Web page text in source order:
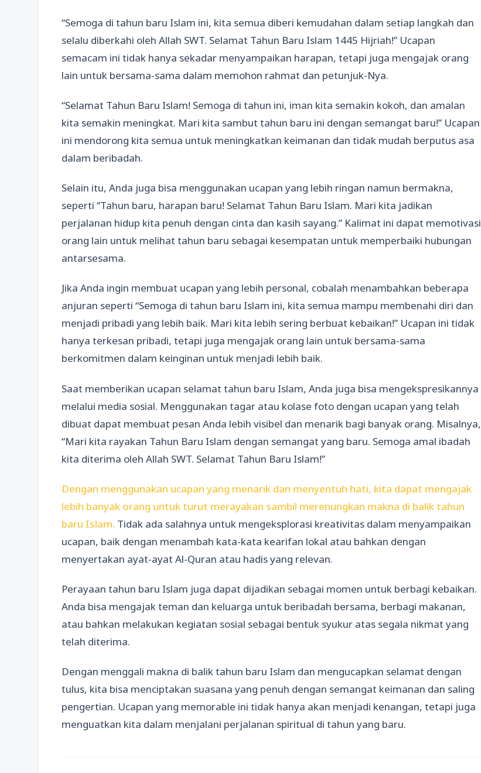
“Semoga di tahun baru Islam ini, kita semua diberi kemudahan dalam setiap langkah dan
selalu diberkahi oleh Allah SWT. Selamat Tahun Baru Islam 1445 Hijriah!” Ucapan
semacam ini tidak hanya sekadar menyampaikan harapan, tetapi juga mengajak orang
lain untuk bersama-sama dalam memohon rahmat dan petunjuk-Nya.
“Selamat Tahun Baru Islam! Semoga di tahun ini, iman kita semakin kokoh, dan amalan
kita semakin meningkat. Mari kita sambut tahun baru ini dengan semangat baru!” Ucapan
ini mendorong kita semua untuk meningkatkan keimanan dan tidak mudah berputus asa
dalam beribadah.
Selain itu, Anda juga bisa menggunakan ucapan yang lebih ringan namun bermakna,
seperti “Tahun baru, harapan baru! Selamat Tahun Baru Islam. Mari kita jadikan
perjalanan hidup kita penuh dengan cinta dan kasih sayang.” Kalimat ini dapat memotivasi
orang lain untuk melihat tahun baru sebagai kesempatan untuk memperbaiki hubungan
antarsesama.
Jika Anda ingin membuat ucapan yang lebih personal, cobalah menambahkan beberapa
anjuran seperti “Semoga di tahun baru Islam ini, kita semua mampu membenahi diri dan
menjadi pribadi yang lebih baik. Mari kita lebih sering berbuat kebaikan!” Ucapan ini tidak
hanya terkesan pribadi, tetapi juga mengajak orang lain untuk bersama-sama
berkomitmen dalam keinginan untuk menjadi lebih baik.
Saat memberikan ucapan selamat tahun baru Islam, Anda juga bisa mengekspresikannya
melalui media sosial. Menggunakan tagar atau kolase foto dengan ucapan yang telah
dibuat dapat membuat pesan Anda lebih visibel dan menarik bagi banyak orang. Misalnya,
“Mari kita rayakan Tahun Baru Islam dengan semangat yang baru. Semoga amal ibadah
kita diterima oleh Allah SWT. Selamat Tahun Baru Islam!”
Dengan menggunakan ucapan yang menarik dan menyentuh hati, kita dapat mengajak
lebih banyak orang untuk turut merayakan sambil merenungkan makna di balik tahun
baru Islam. Tidak ada salahnya untuk mengeksplorasi kreativitas dalam menyampaikan
ucapan, baik dengan menambah kata-kata kearifan lokal atau bahkan dengan
menyertakan ayat-ayat Al-Quran atau hadis yang relevan.
Perayaan tahun baru Islam juga dapat dijadikan sebagai momen untuk berbagi kebaikan.
Anda bisa mengajak teman dan keluarga untuk beribadah bersama, berbagi makanan,
atau bahkan melakukan kegiatan sosial sebagai bentuk syukur atas segala nikmat yang
telah diterima.
Dengan menggali makna di balik tahun baru Islam dan mengucapkan selamat dengan
tulus, kita bisa menciptakan suasana yang penuh dengan semangat keimanan dan saling
pengertian. Ucapan yang memorable ini tidak hanya akan menjadi kenangan, tetapi juga
menguatkan kita dalam menjalani perjalanan spiritual di tahun yang baru.